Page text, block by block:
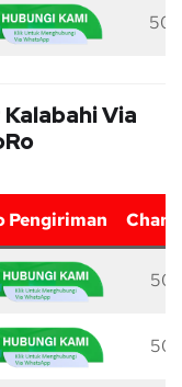
50
Via
Pengiriman
50
50